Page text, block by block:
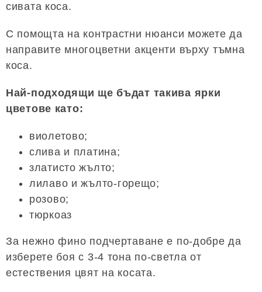
сивата коса.
С помощта на контрастни нюанси можете да
направите многоцветни акценти върху тъмна
коса.
Най-подходящи ще бъдат такива ярки
цветове като:
виолетово;
слива и платина;
златисто жълто;
лилаво и жълто-горещо;
розово;
тюркоаз
За нежно фино подчертаване е по-добре да
изберете боя с 3-4 тона по-светла от
естествения цвят на косата.